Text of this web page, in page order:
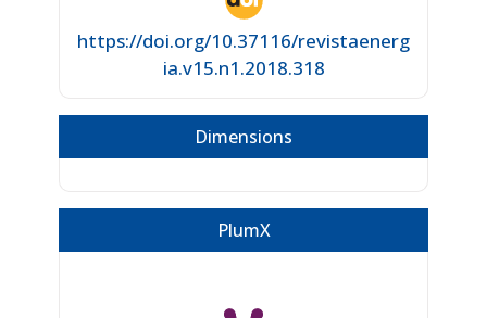
https://doi.org/10.37116/revistaenerg
ia.v15.n1.2018.318
Dimensions
PlumX